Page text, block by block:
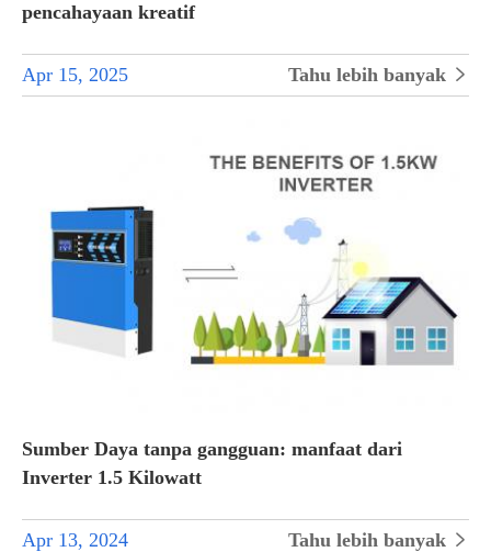
pencahayaan kreatif
Apr 15, 2025 Tahu lebih banyak 
Sumber Daya tanpa gangguan: manfaat dari
Inverter 1.5 Kilowatt
Apr 13, 2024 Tahu lebih banyak 